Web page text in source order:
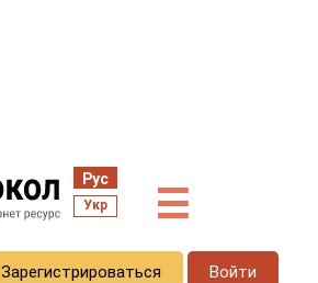
Рус
Укр ☰
Зарегистрироваться Войти